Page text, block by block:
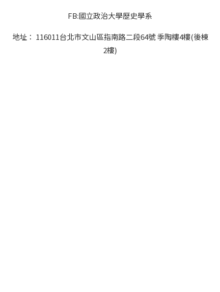
FB:國立政治大學歷史學系
地址： 116011台北市文山區指南路二段64號 季陶樓4樓(後棟
2樓)